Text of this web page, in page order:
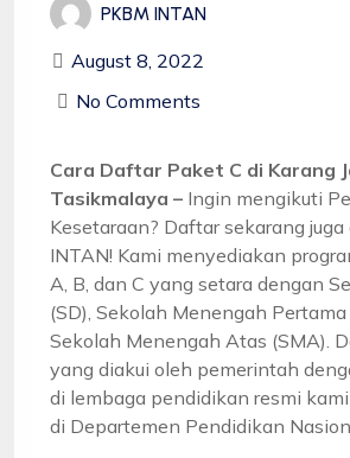
PKBM INTAN
August 8, 2022
No Comments
Cara Daftar Paket C di Karang
Tasikmalaya – Ingin mengikuti
Kesetaraan? Daftar sekarang juga
INTAN! Kami menyediakan
A, B, dan C yang setara dengan
(SD), Sekolah Menengah Pertama
Sekolah Menengah Atas (SMA).
yang diakui oleh pemerintah
di lembaga pendidikan resmi
di Departemen Pendidikan